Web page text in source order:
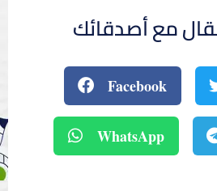
مع أصدقائك
Facebook
WhatsApp